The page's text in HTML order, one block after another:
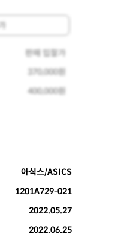
판매 입찰가
370,000원
400,000원
아식스/ASICS
1201A729-021
2022.05.27
2022.06.25